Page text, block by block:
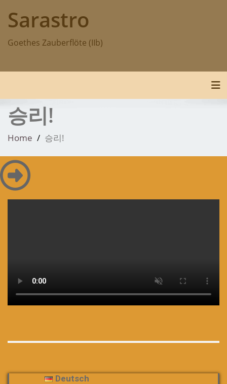
content
Sarastro
Goethes Zauberflöte (IIb)
승리!
Home 승리!
Deutsch